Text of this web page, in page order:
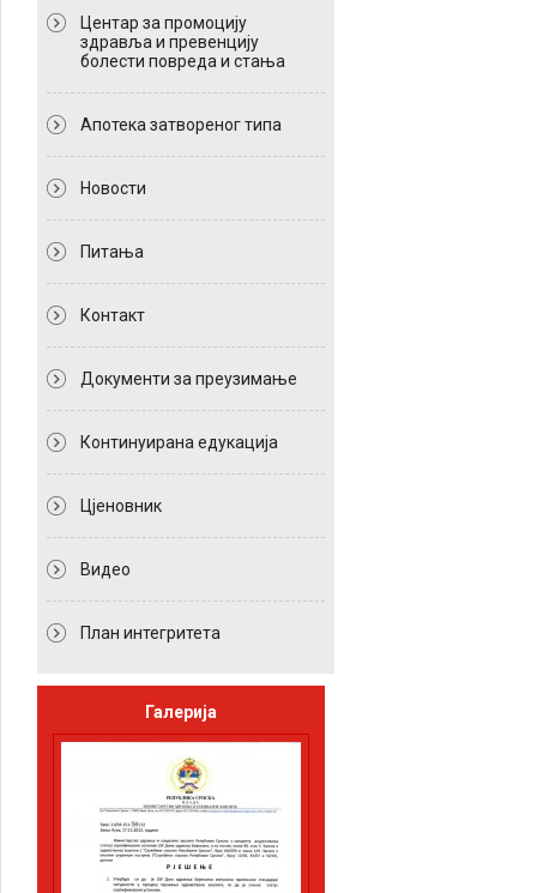
Центар за промоцију
здравља и превенцију
болести повреда и стања
Апотека затвореног типа
Новости
Питања
Контакт
Документи за преузимање
Континуирана едукација
Цјеновник
Видео
План интегритета
Галерија